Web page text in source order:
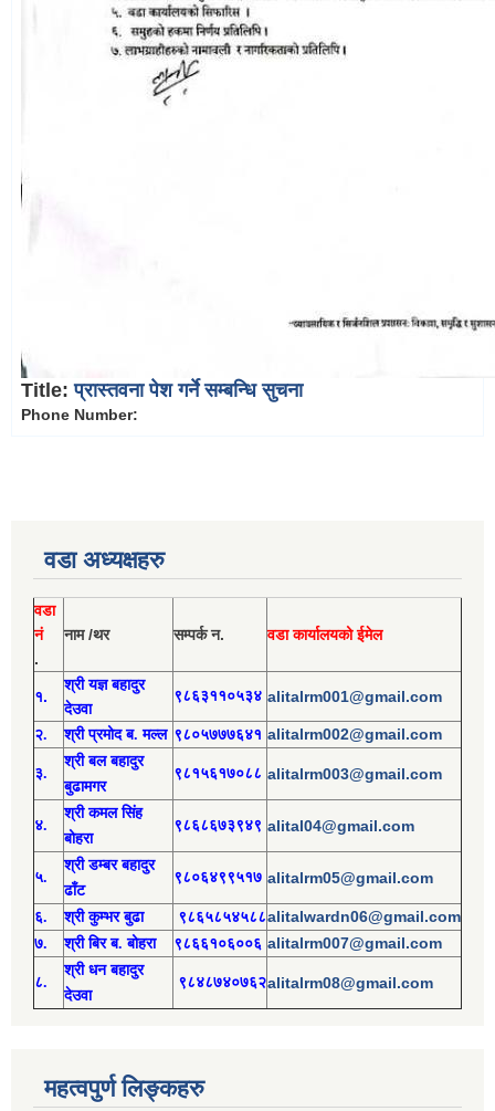
Title:प्रास्तवना पेश गर्ने सम्बन्धि सुचना
Phone Number:
वडा अध्यक्षहरु
वडा
नं
.
नाम /थर सम्पर्क न. वडा कार्यालयको ईमेल
१.
श्री यज्ञ बहादुर
देउवा
९८६३११०५३४ alitalrm001@gmail.com
२. श्रीप्रमोदब. मल्ल ९८०५७७७६४१ alitalrm002@gmail.com
३.
श्रीबल बहादुर
बुढामगर
९८१५६१७०८८ alitalrm003@gmail.com
४.
श्री कमल सिंह
बोहरा
९८६८६७३९४९ alital04@gmail.com
५.
श्री डम्बर बहादुर
ढाँट
९८०६४९९५१७ alitalrm05@gmail.com
६. श्री कुम्भर बुढा ९८६५८५४५८८alitalwardn06@gmail.com
७. श्री बिर ब. बोहरा ९८६६१०६००६ alitalrm007@gmail.com
८.
श्री धन बहादुर
देउवा
९८४८७४०७६२alitalrm08@gmail.com
महत्वपुर्ण लिङ्कहरु